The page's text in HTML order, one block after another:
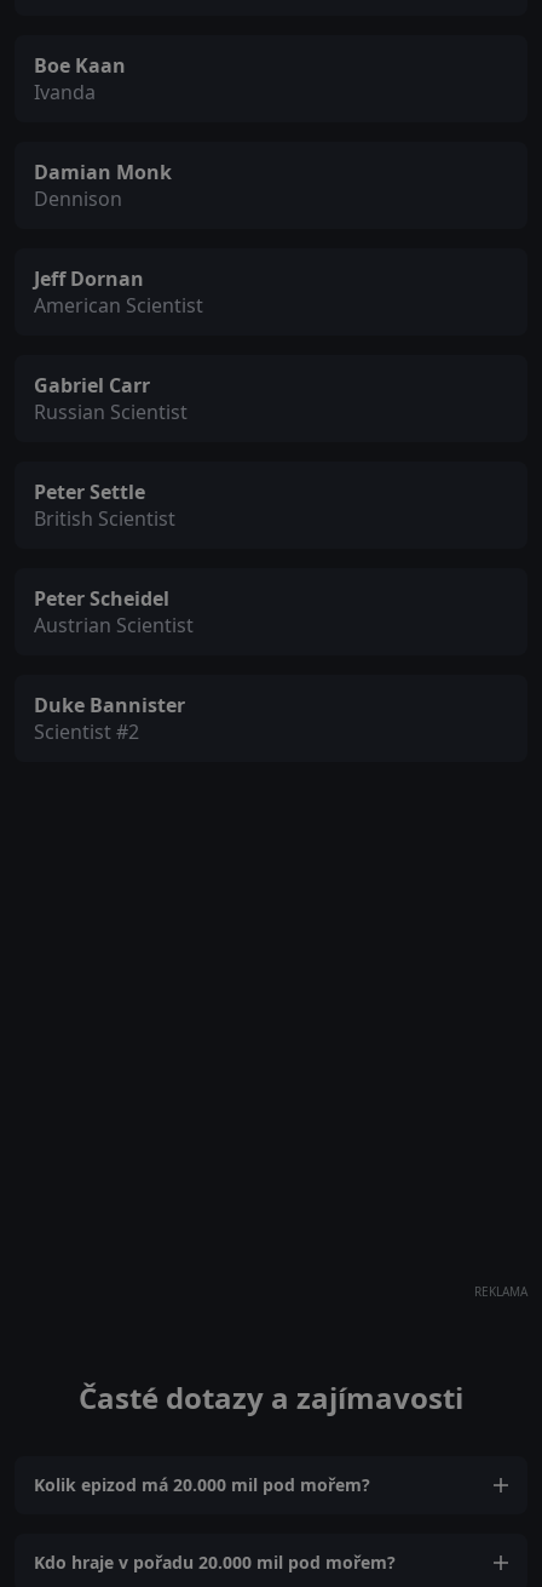
Boe Kaan
Ivanda
Damian Monk
Dennison
Jeff Dornan
American Scientist
Gabriel Carr
Russian Scientist
Peter Settle
British Scientist
Peter Scheidel
Austrian Scientist
Duke Bannister
Scientist #2
REKLAMA
Časté dotazy a zajímavosti
Kolik epizod má 20.000 mil pod mořem?
Kdo hraje v pořadu 20.000 mil pod mořem?